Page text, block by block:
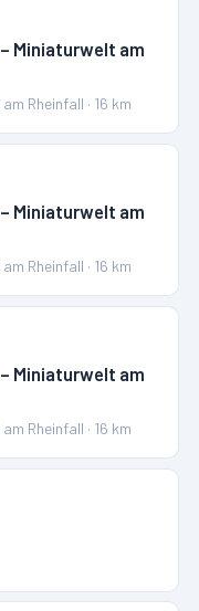
Miniaturwelt am
Rheinfall · 16 km
Miniaturwelt am
Rheinfall · 16 km
Miniaturwelt am
Rheinfall · 16 km